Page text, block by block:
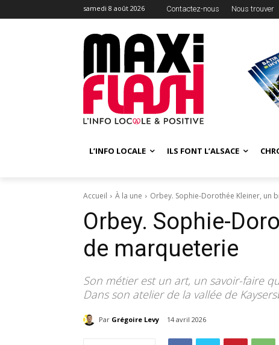
samedi 8 août 2026 Contactez-nous Nous trouver
L’INFO LOCALE ILS FONT L’ALSACE
Accueil À la une Orbey. Sophie-Dorothée Kleiner, un
Orbey. Sophie-
de marqueterie
Son métier est un art, un savoir-faire
Dans son atelier de la vallée de
Par Grégoire Levy 14 avril 2026